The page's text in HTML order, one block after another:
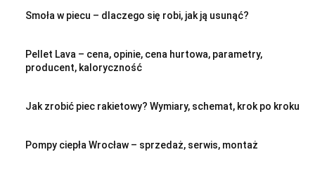
Smoła w piecu – dlaczego się robi, jak ją usunąć?
Pellet Lava – cena, opinie, cena hurtowa, parametry,
producent, kaloryczność
Jak zrobić piec rakietowy? Wymiary, schemat, krok po kroku
Pompy ciepła Wrocław – sprzedaż, serwis, montaż